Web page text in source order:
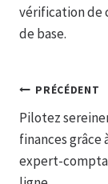
vérification de
de base.
de
l’article
PRÉCÉDENT
Pilotez
finances grâce
expert-